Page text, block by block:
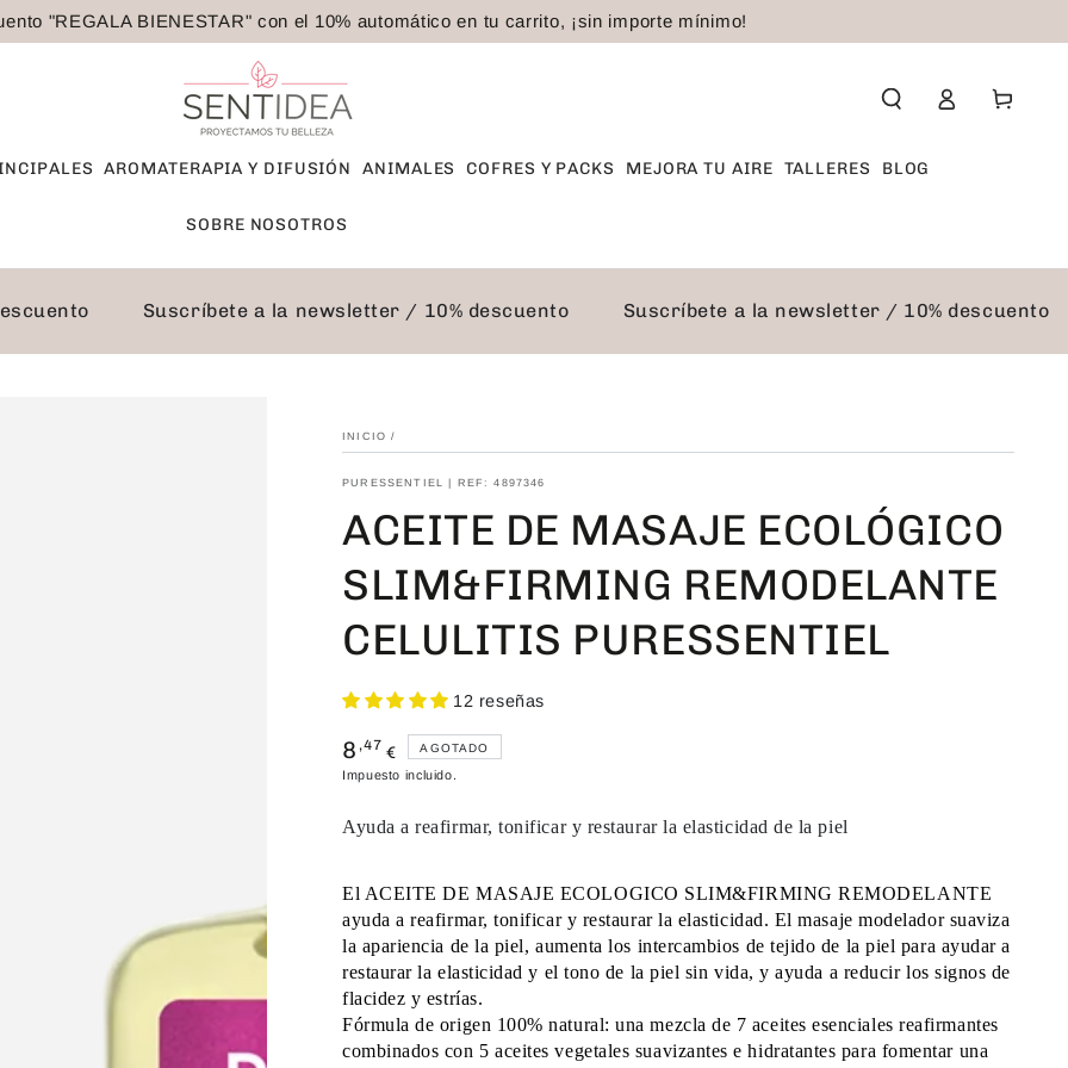
"REGALA BIENESTAR" con el 10% automático en tu carrito, ¡sin importe mínimo!
AROMATERAPIA Y DIFUSIÓN ANIMALES COFRES Y PACKS MEJORA TU AIRE TALLERES BLOG
SOBRE NOSOTROS
sesión
Carrito
descuento Suscríbete a la newsletter / 10% descuento Suscríbete a la newsletter / 10%
INICIO /
PURESSENTIEL | REF: 4897346
ACEITE DE MASAJE ECOLÓGICO
SLIM&FIRMING REMODELANTE
CELULITIS PURESSENTIEL
12 reseñas
Precio
8 ,47 € AGOTADO
Impuesto incluido.
Ayuda a reafirmar, tonificar y restaurar la elasticidad de la piel
El ACEITE DE MASAJE ECOLOGICO SLIM&FIRMING REMODELANTE
ayuda a reafirmar, tonificar y restaurar la elasticidad. El masaje modelador suaviza
la apariencia de la piel, aumenta los intercambios de tejido de la piel para ayudar a
restaurar la elasticidad y el tono de la piel sin vida, y ayuda a reducir los signos de
flacidez y estrías.
Fórmula de origen 100% natural: una mezcla de 7 aceites esenciales reafirmantes
combinados con 5 aceites vegetales suavizantes e hidratantes para fomentar una